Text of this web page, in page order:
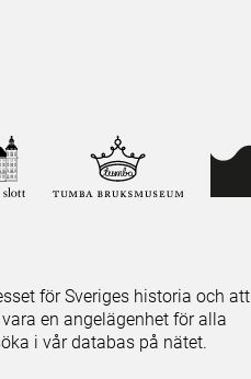
för Sveriges historia och att
en angelägenhet för alla
i vår databas på nätet.